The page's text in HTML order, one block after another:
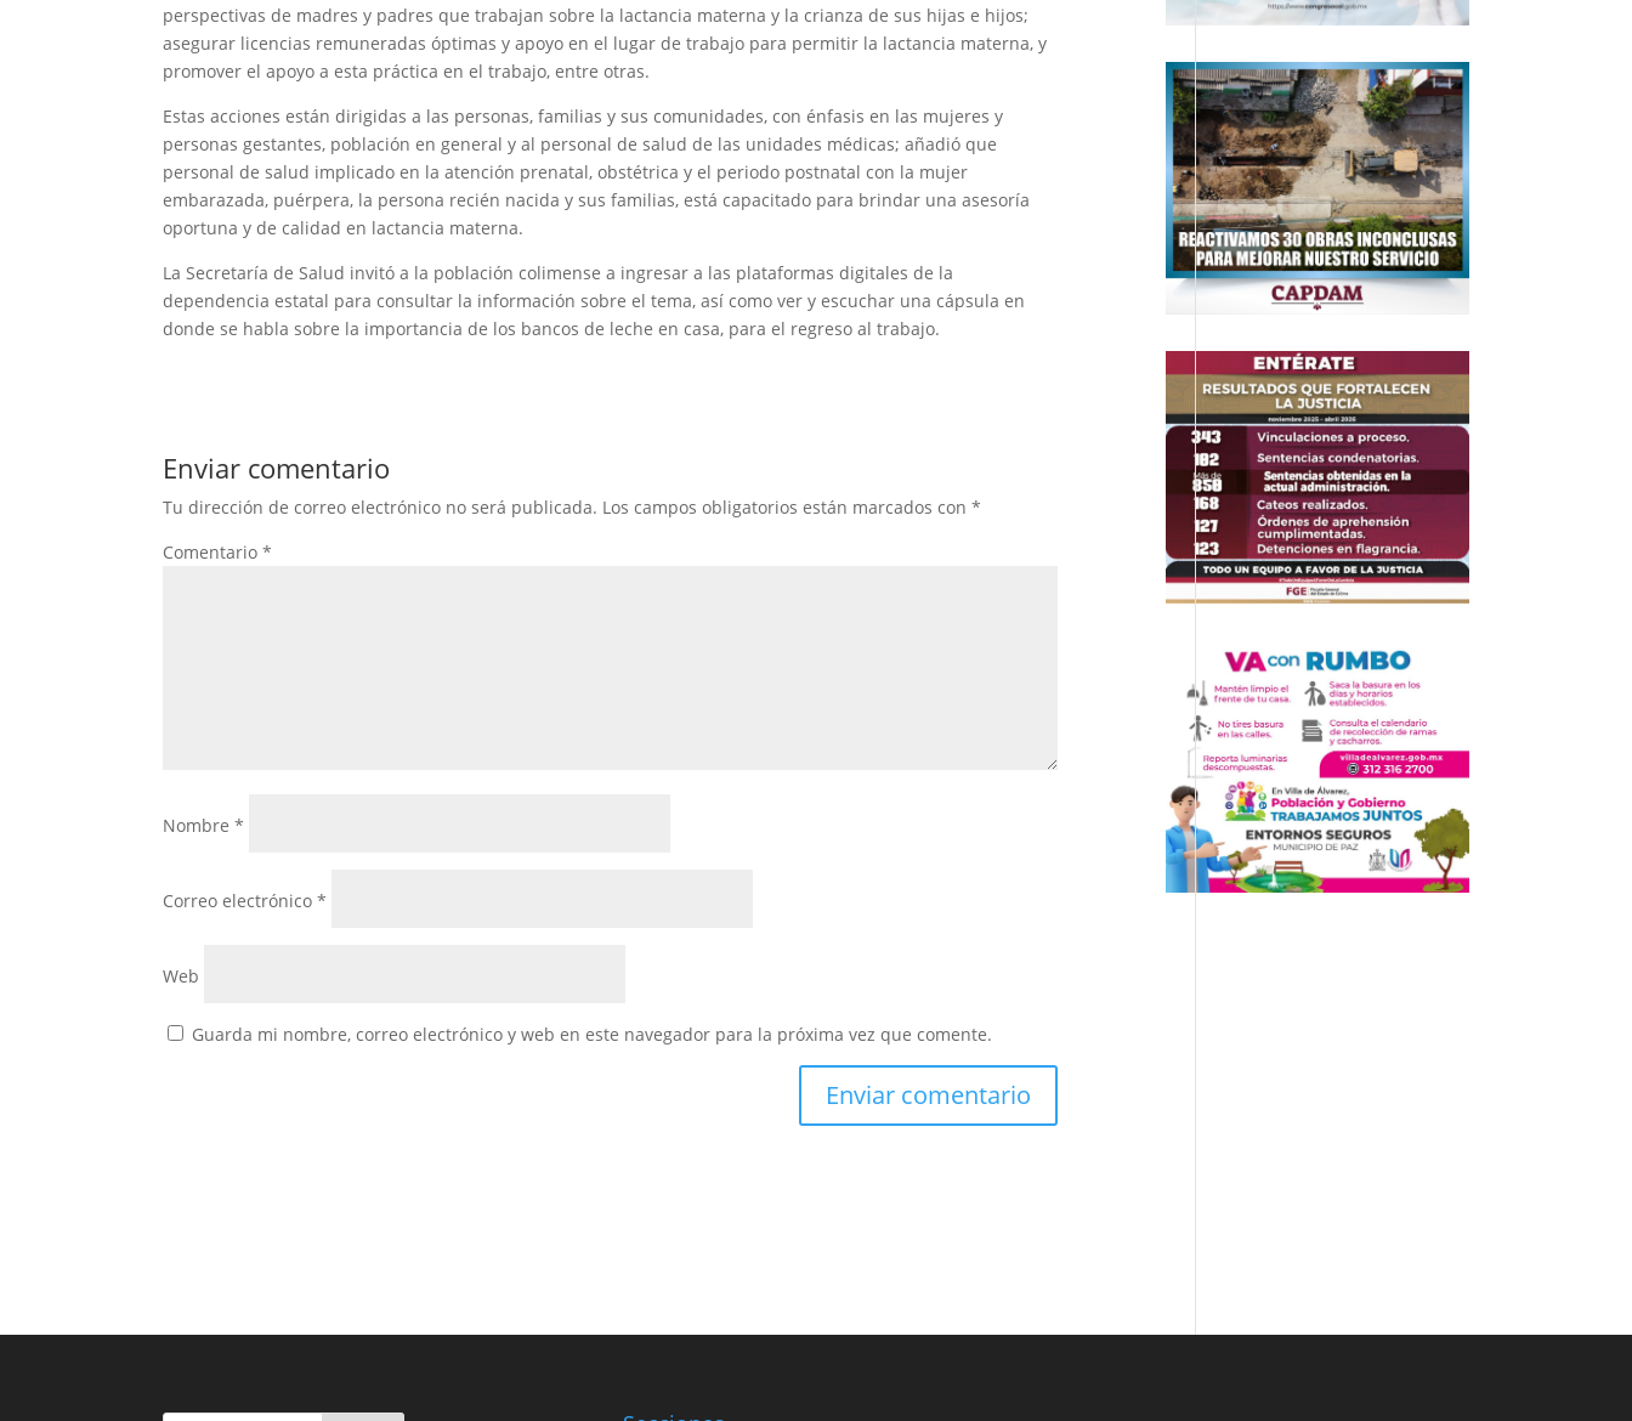
perspectivas de madres y padres que trabajan sobre la lactancia materna y la crianza de sus hijas e hijos;
asegurar licencias remuneradas óptimas y apoyo en el lugar de trabajo para permitir la lactancia materna, y
promover el apoyo a esta práctica en el trabajo, entre otras.
Estas acciones están dirigidas a las personas, familias y sus comunidades, con énfasis en las mujeres y
personas gestantes, población en general y al personal de salud de las unidades médicas; añadió que
personal de salud implicado en la atención prenatal, obstétrica y el periodo postnatal con la mujer
embarazada, puérpera, la persona recién nacida y sus familias, está capacitado para brindar una asesoría
oportuna y de calidad en lactancia materna.
La Secretaría de Salud invitó a la población colimense a ingresar a las plataformas digitales de la
dependencia estatal para consultar la información sobre el tema, así como ver y escuchar una cápsula en
donde se habla sobre la importancia de los bancos de leche en casa, para el regreso al trabajo.
Enviar comentario
Tu dirección de correo electrónico no será publicada. Los campos obligatorios están marcados con*
Comentario*
Nombre*
Correo electrónico*
Web
Guarda mi nombre, correo electrónico y web en este navegador para la próxima vez que comente.